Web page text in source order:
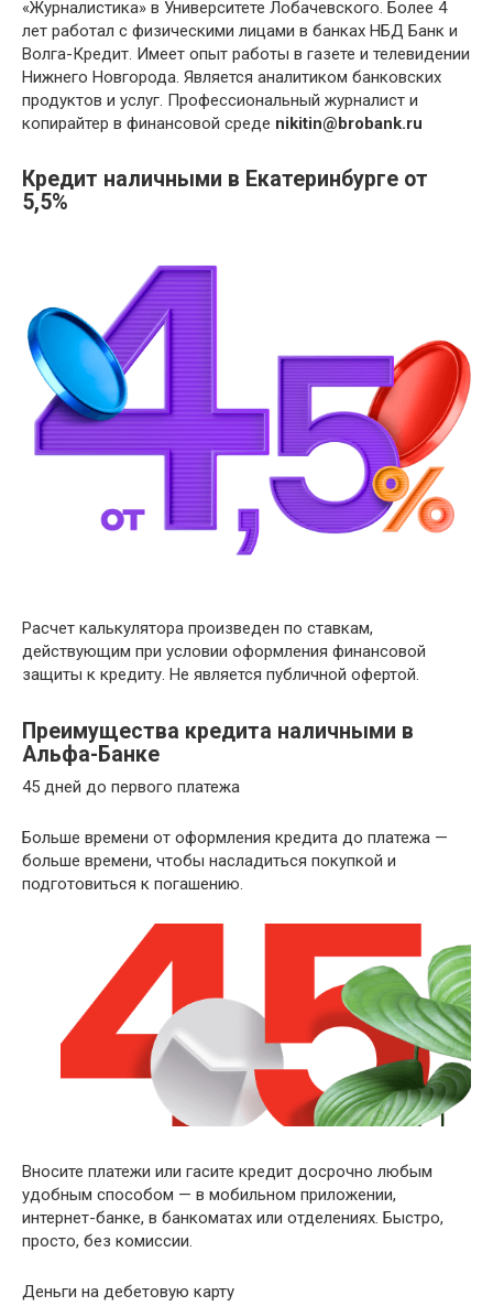
«Журналистика» в Университете Лобачевского. Более 4
лет работал с физическими лицами в банках НБД Банк и
Волга-Кредит. Имеет опыт работы в газете и телевидении
Нижнего Новгорода. Является аналитиком банковских
продуктов и услуг. Профессиональный журналист и
копирайтер в финансовой среде nikitin@brobank.ru
Кредит наличными в Екатеринбурге от
5,5%
Расчет калькулятора произведен по ставкам,
действующим при условии оформления финансовой
защиты к кредиту. Не является публичной офертой.
Преимущества кредита наличными в
Альфа-Банке
45 дней до первого платежа
Больше времени от оформления кредита до платежа —
больше времени, чтобы насладиться покупкой и
подготовиться к погашению.
Вносите платежи или гасите кредит досрочно любым
удобным способом — в мобильном приложении,
интернет-банке, в банкоматах или отделениях. Быстро,
просто, без комиссии.
Деньги на дебетовую карту